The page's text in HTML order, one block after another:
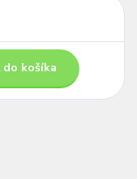
do košíka